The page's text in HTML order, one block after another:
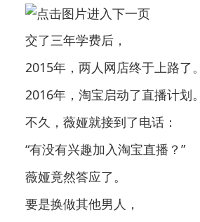
交了三年学费后，
2015年，两人网店终于上路了。
2016年，淘宝启动了直播计划。
不久，薇娅就接到了电话：
“有没有兴趣加入淘宝直播？”
薇娅竟然答应了。
要是换做其他男人，